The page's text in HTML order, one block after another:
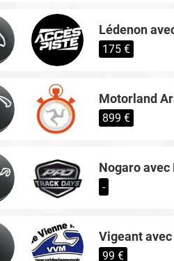
Lédenon
175 €
Motorland
899 €
Nogaro avec
-
Vigeant
99 €